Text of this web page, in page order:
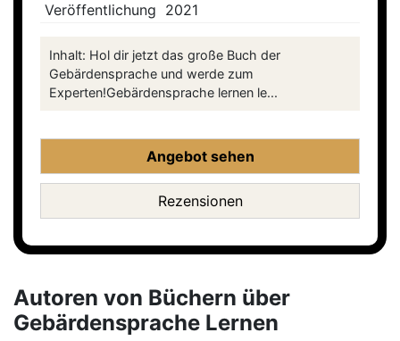
Veröffentlichung 2021
Inhalt: Hol dir jetzt das große Buch der
Gebärdensprache und werde zum
Experten!Gebärdensprache lernen le...
Angebot sehen
Rezensionen
Autoren von Büchern über
Gebärdensprache Lernen